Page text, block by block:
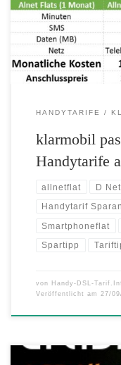
Handytarife gibt es ab
Smartphone Flats mit bis
HANDYTARIFE
klarmobil
Handytarife
allnetflat D
Handytarif
Smartphoneflat
Spartipp
von Handy-DSL-
Veröffentlicht am 27/